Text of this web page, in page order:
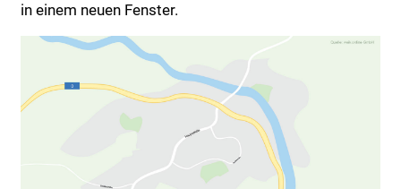
in einem neuen Fenster.